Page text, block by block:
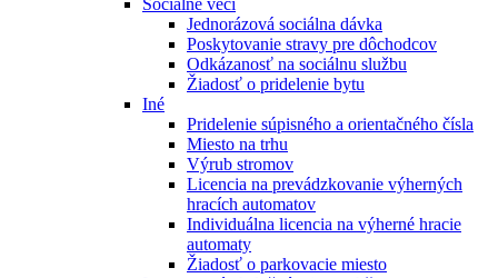
Sociálne veci
Jednorázová sociálna dávka
Poskytovanie stravy pre dôchodcov
Odkázanosť na sociálnu službu
Žiadosť o pridelenie bytu
Iné
Pridelenie súpisného a orientačného čísla
Miesto na trhu
Výrub stromov
Licencia na prevádzkovanie výherných
hracích automatov
Individuálna licencia na výherné hracie
automaty
Žiadosť o parkovacie miesto